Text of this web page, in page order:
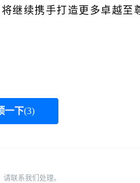
继续携手打造更多卓越至
一下(3)
联系我们处理。